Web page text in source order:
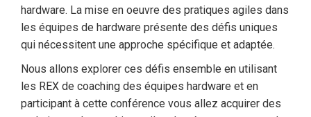
hardware. La mise en oeuvre des pratiques agiles dans
les équipes de hardware présente des défis uniques
qui nécessitent une approche spécifique et adaptée.
Nous allons explorer ces défis ensemble en utilisant
les REX de coaching des équipes hardware et en
participant à cette conférence vous allez acquirer des